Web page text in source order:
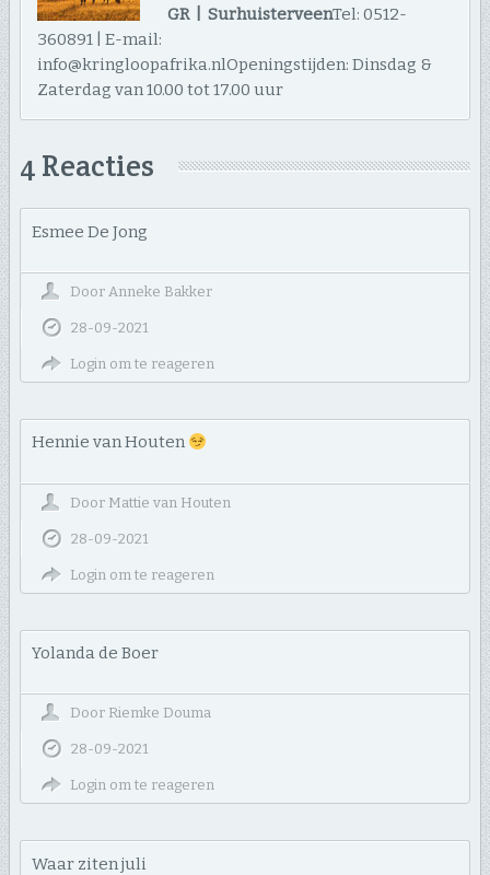
GR | SurhuisterveenTel: 0512-
360891 | E-mail:
info@kringloopafrika.nlOpeningstijden: Dinsdag &
Zaterdag van 10.00 tot 17.00 uur
4 Reacties
Esmee De Jong
Door Anneke Bakker
28-09-2021
Login om te reageren
Hennie van Houten
Door Mattie van Houten
28-09-2021
Login om te reageren
Yolanda de Boer
Door Riemke Douma
28-09-2021
Login om te reageren
Waar ziten juli